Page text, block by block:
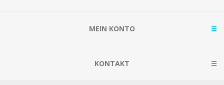
MEIN KONTO
KONTAKT